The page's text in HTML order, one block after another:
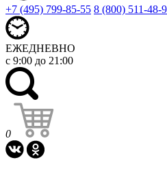
+7 (495) 799-85-55 8 (800) 511-48-
ЕЖЕДНЕВНО
с 9:00 до 21:00
0